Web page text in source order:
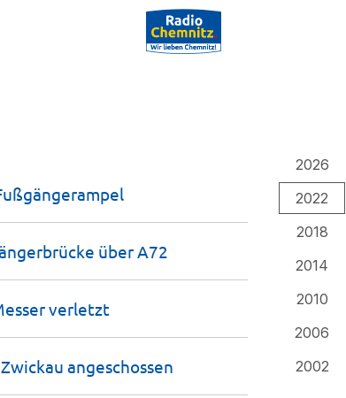
2026
2022
2018
2014
2010
2006
2002
überA72
verletzt
angeschossen